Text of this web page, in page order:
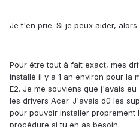
Je t'en prie. Si je peux aider, alors
Pour être tout à fait exact, mes
installé il y a 1 an environ pour la
E2. Je me souviens que j'avais
les drivers Acer. J'avais dû les
pour pouvoir installer proprement
procédure si tu en as besoin.